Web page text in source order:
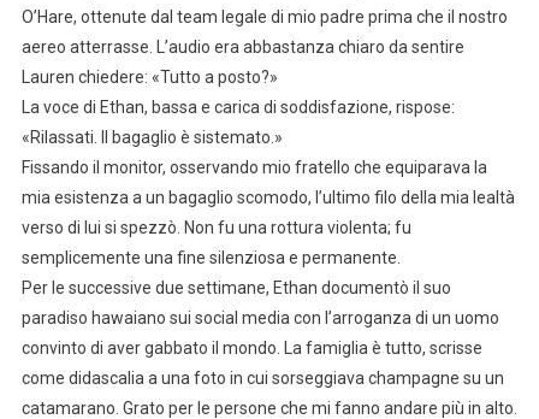
O’Hare, ottenute dal team legale di mio padre prima che il nostro
aereo atterrasse. L’audio era abbastanza chiaro da sentire
Lauren chiedere: «Tutto a posto?»
La voce di Ethan, bassa e carica di soddisfazione, rispose:
«Rilassati. Il bagaglio è sistemato.»
Fissando il monitor, osservando mio fratello che equiparava la
mia esistenza a un bagaglio scomodo, l’ultimo filo della mia lealtà
verso di lui si spezzò. Non fu una rottura violenta; fu
semplicemente una fine silenziosa e permanente.
Per le successive due settimane, Ethan documentò il suo
paradiso hawaiano sui social media con l’arroganza di un uomo
convinto di aver gabbato il mondo. La famiglia è tutto, scrisse
come didascalia a una foto in cui sorseggiava champagne su un
catamarano. Grato per le persone che mi fanno andare più in alto.